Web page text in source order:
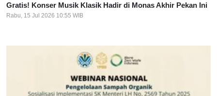
Gratis! Konser Musik Klasik Hadir di Monas Akhir Pekan Ini
Rabu, 15 Jul 2026 10:55 WIB